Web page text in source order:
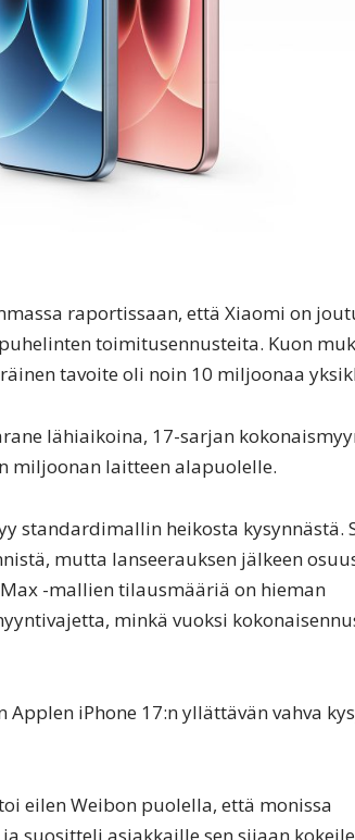
raportissaan, että Xiaomi on
toimitusennusteita. Kuon
tavoite oli noin 10 miljoonaa
lähiaikoina, 17-sarjan
miljoonan laitteen alapuolelle.
standardimallin heikosta kysynnästä.
mutta lanseerauksen jälkeen
-mallien tilausmääriä on hieman
minkä vuoksi
iPhone 17:n yllättävän vahva
eilen Weibon puolella, että monissa
suositteli asiakkaille sen sijaan